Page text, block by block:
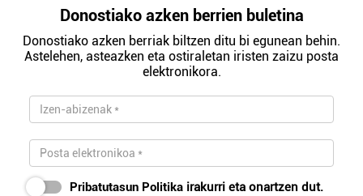
Donostiako azken berrien buletina
Donostiako azken berriak biltzen ditu bi egunean behin.
Astelehen, asteazken eta ostiraletan iristen zaizu posta
elektronikora.
Pribatutasun Politika irakurri eta onartzen dut.